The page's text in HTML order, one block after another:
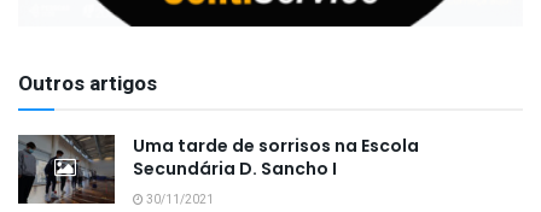
Outros artigos
Uma tarde de sorrisos na Escola
Secundária D. Sancho I
30/11/2021